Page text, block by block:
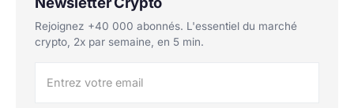
Rejoignez +40 000 abonnés. L'essentiel du marché
crypto, 2x par semaine, en 5 min.